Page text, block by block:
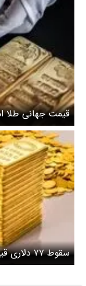
دالان افزایشی
سقوط ۷۷
تجاری آمریکا و